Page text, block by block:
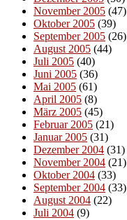
November 2005 (47)
Oktober 2005 (39)
September 2005 (26)
August 2005 (44)
Juli 2005 (40)
Juni 2005 (36)
Mai 2005 (61)
April 2005 (8)
März 2005 (45)
Februar 2005 (21)
Januar 2005 (31)
Dezember 2004 (31)
November 2004 (21)
Oktober 2004 (33)
September 2004 (33)
August 2004 (22)
Juli 2004 (9)